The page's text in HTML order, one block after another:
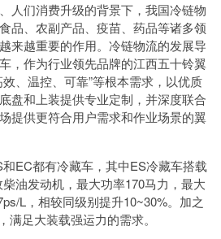
人们消费升级的背景下，我国冷链物
品、农副产品、疫苗、药品等诸多领
来越重要的作用。冷链物流的发展导
，作为行业领先品牌的江西五十铃翼
、温控、可靠”等根本需求，以优质
盘和上装提供专业定制，并深度联合
提供更符合用户需求和作业场景的翼
EC都有冷藏车，其中ES冷藏车搭载
油发动机，最大功率170马力，最大
L，相较同级别提升10~30%。加之
满足大装载强运力的需求。